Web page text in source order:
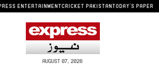
ENTERTAINMENTCRICKET PAKISTANTODAY'S PAPER
AUGUST 07, 2026